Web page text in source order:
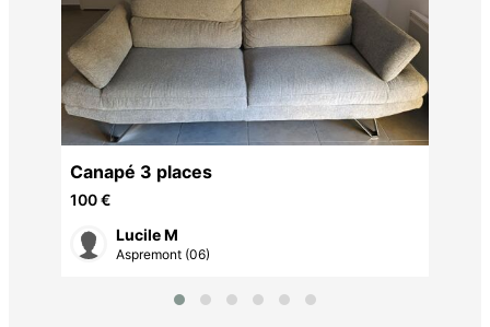
Canapé 3 places
100 €
Lucile M
Aspremont (06)